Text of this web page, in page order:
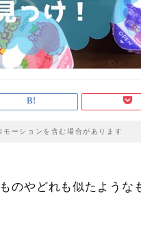
モーションを含む場合があります
のやどれも似たような